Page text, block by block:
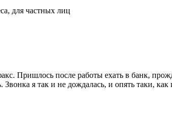
для частных лиц
Пришлось после работы ехать в банк,
я так и не дождалась, и опять таки, как